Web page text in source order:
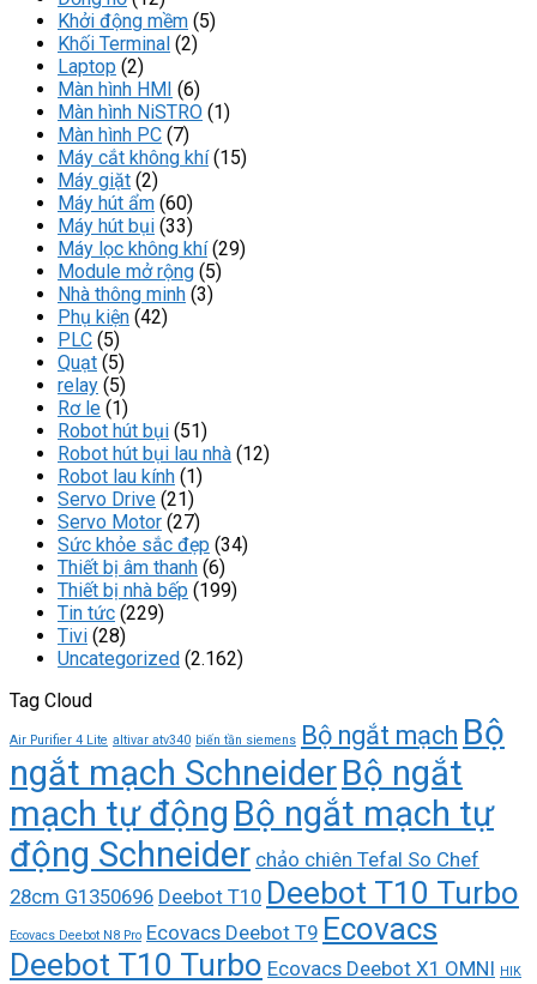
Khởi động mềm (5)
Khối Terminal (2)
Laptop (2)
Màn hình HMI (6)
Màn hình NiSTRO (1)
Màn hình PC (7)
Máy cắt không khí(15)
Máy giặt (2)
Máy hút ẩm (60)
Máy hút bụi (33)
Máy lọc không khí(29)
Module mở rộng (5)
Nhà thông minh (3)
Phụ kiện (42)
PLC (5)
Quạt (5)
relay (5)
Rơ le (1)
Robot hút bụi (51)
Robot hút bụi lau nhà (12)
Robot lau kính (1)
Servo Drive (21)
Servo Motor (27)
Sức khỏe sắc đẹp (34)
Thiết bị âm thanh (6)
Thiết bị nhà bếp (199)
Tin tức (229)
Tivi (28)
Uncategorized (2.162)
Tag Cloud
Air Purifier 4 Lite altivar atv340 biến tần siemens Bộ ngắt mạch Bộ
ngắt mạch SchneiderBộ ngắt
mạch tự động Bộ ngắt mạch tự
động Schneider chảo chiên Tefal So Chef
28cm G1350696 Deebot T10 Deebot T10 Turbo
Ecovacs Deebot N8 Pro Ecovacs Deebot T9 Ecovacs
Deebot T10 Turbo Ecovacs Deebot X1 OMNI HIK